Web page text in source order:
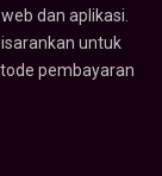
dan aplikasi.
untuk
pembayaran